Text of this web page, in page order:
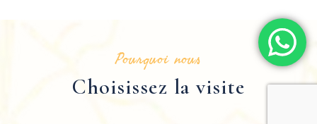
Pourquoi nous
Choisissez la visite